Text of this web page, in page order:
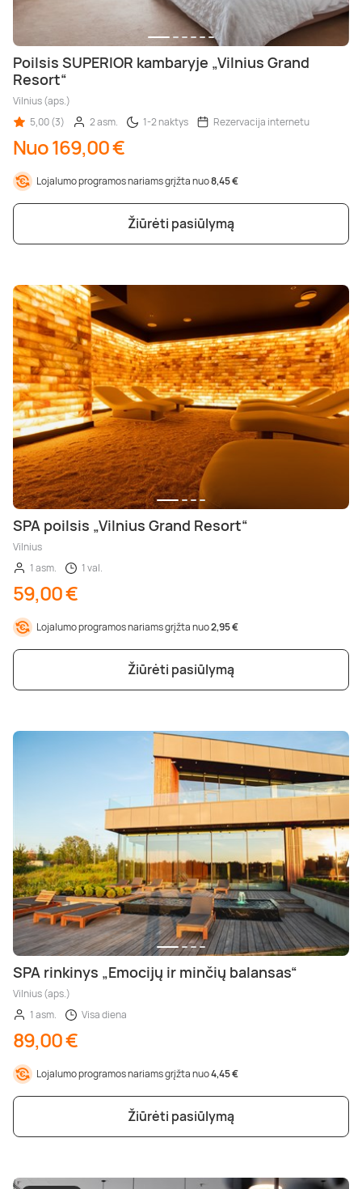
Poilsis SUPERIOR kambaryje „Vilnius Grand
Resort“
Vilnius (aps.)
5,00 (3)
2 asm. 1-2 naktys Rezervacija internetu
Nuo 169,00 €
Lojalumo programos nariams grįžta nuo8,45 €
Žiūrėti pasiūlymą
SPA poilsis „Vilnius Grand Resort“
Vilnius
1 asm.
1 val.
59,00 €
Lojalumo programos nariams grįžta nuo2,95 €
Žiūrėti pasiūlymą
SPA rinkinys „Emocijų ir minčių balansas“
Vilnius (aps.)
1 asm.
Visa diena
89,00 €
Lojalumo programos nariams grįžta nuo4,45 €
Žiūrėti pasiūlymą